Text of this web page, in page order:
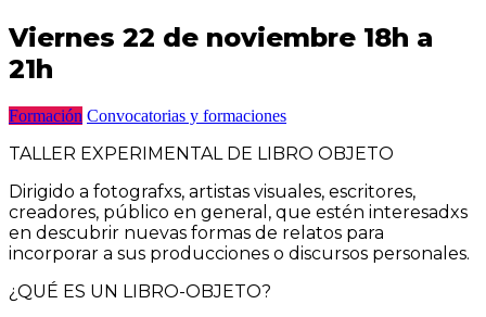
Viernes 22 de noviembre 18h a
21h
Formación Convocatorias y formaciones
TALLER EXPERIMENTAL DE LIBRO OBJETO
Dirigido a fotografxs, artistas visuales, escritores,
creadores, público en general, que estén interesadxs
en descubrir nuevas formas de relatos para
incorporar a sus producciones o discursos personales.
¿QUÉ ES UN LIBRO-OBJETO?